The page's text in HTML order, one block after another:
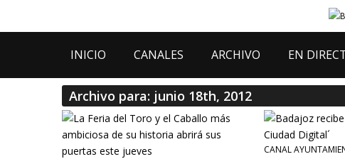
INICIO CANALES ARCHIVO EN
Archivo para: junio 18th, 2012
CANAL